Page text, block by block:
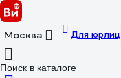
Москва Для юрлиц
Поиск в каталоге